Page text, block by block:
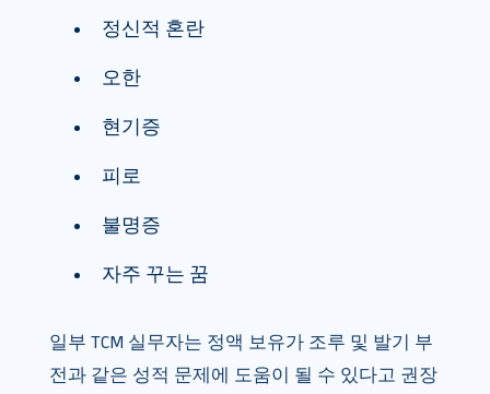
정신적 혼란
오한
현기증
피로
불명증
자주 꾸는 꿈
일부 TCM 실무자는 정액 보유가 조루 및 발기 부
전과 같은 성적 문제에 도움이 될 수 있다고 권장